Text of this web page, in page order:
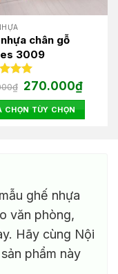
chân gỗ
3009
xếp
5.00
₫ Giá
gốc
là:
320.000₫.
270.000₫Giá
hiện
tại
là:
CHỌN TÙY CHỌN
ghế nhựa
văn phòng,
Hãy cùng Nội
phẩm này